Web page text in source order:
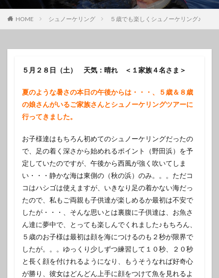
HOME シュノーケリング ５歳でも楽しくシュノーケリング♪
５月２８日（土） 天気：晴れ ＜１家族４名さま＞
夏のような暑さの本日の午後からは・・・、５歳＆８歳
の娘さんがいるご家族さんとシュノーケリングツアーに
行ってきました。
お子様達はもちろん初めてのシュノーケリングだったの
で、足の着く深さから始めれるポイント（野田浜）を予
定していたのですが、午後から西風が強く吹いてしま
い・・・静かな海は東側の（秋の浜）のみ。。。ただコ
コはハシゴは使えますが、いきなり足の着かない海だっ
たので、私もご両親も子供達が楽しめるか最初は不安で
したが・・・、そんな思いとは裏腹に子供達は、お魚さ
ん達に夢中で、とっても楽しんでくれました♪もちろん、
５歳のお子様は最初は顔を海につけるのも２秒が限界で
したが。。。ゆっくり少しずつ練習して１０秒、２０秒
と長く顔を付けれるようになり、もうそうなれば好奇心
が勝り、彼女はどんどん上手に顔をつけて魚を見れるよ